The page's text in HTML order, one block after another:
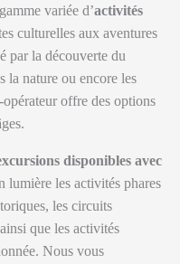
variée d’activités
culturelles aux aventures
par la découverte du
la nature ou encore les
offre des options
disponibles avec
lumière les activités phares
les circuits
que les activités
Nous vous